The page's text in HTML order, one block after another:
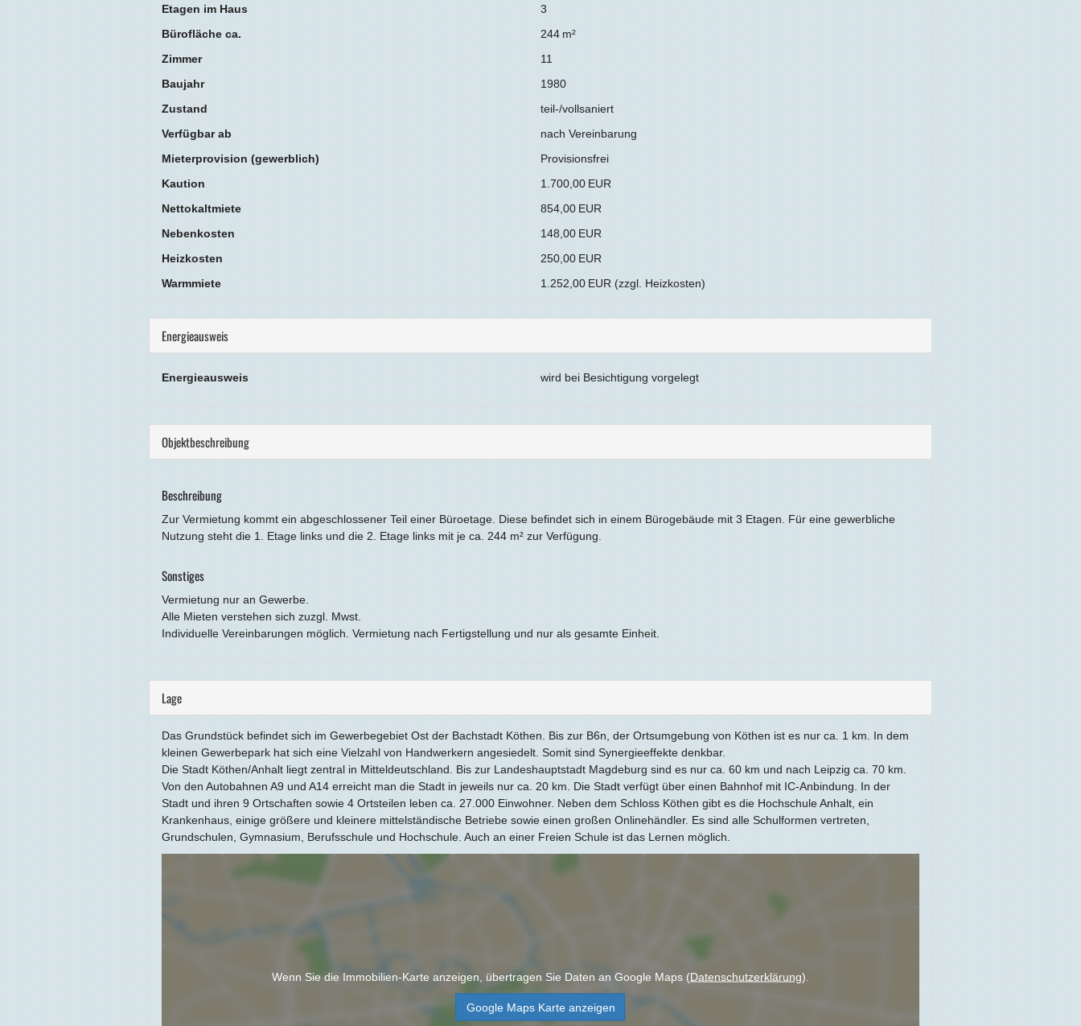
Etagen im Haus
3
Bürofläche ca.
244 m²
Zimmer
11
Baujahr
1980
Zustand
teil-/vollsaniert
Verfügbar ab
nach Vereinbarung
Mieter­provision (gewerblich)
Provisionsfrei
Kaution
1.700,00 EUR
Nettokaltmiete
854,00 EUR
Nebenkosten
148,00 EUR
Heizkosten
250,00 EUR
Warmmiete
1.252,00 EUR (zzgl. Heizkosten)
Energieausweis
Energieausweis wird bei Besichtigung vorgelegt
Objekt­beschreibung
Beschreibung
Zur Vermietung kommt ein abgeschlossener Teil einer Büroetage. Diese befindet sich in einem Bürogebäude mit 3 Etagen. Für eine gewerbliche
Nutzung steht die 1. Etage links und die 2. Etage links mit je ca. 244 m² zur Verfügung.
Sonstiges
Vermietung nur an Gewerbe.
Alle Mieten verstehen sich zuzgl. Mwst.
Individuelle Vereinbarungen möglich. Vermietung nach Fertigstellung und nur als gesamte Einheit.
Lage
Das Grundstück befindet sich im Gewerbegebiet Ost der Bachstadt Köthen. Bis zur B6n, der Ortsumgebung von Köthen ist es nur ca. 1 km. In dem
kleinen Gewerbepark hat sich eine Vielzahl von Handwerkern angesiedelt. Somit sind Synergieeffekte denkbar.
Die Stadt Köthen/Anhalt liegt zentral in Mitteldeutschland. Bis zur Landeshauptstadt Magdeburg sind es nur ca. 60 km und nach Leipzig ca. 70 km.
Von den Autobahnen A9 und A14 erreicht man die Stadt in jeweils nur ca. 20 km. Die Stadt verfügt über einen Bahnhof mit IC-Anbindung. In der
Stadt und ihren 9 Ortschaften sowie 4 Ortsteilen leben ca. 27.000 Einwohner. Neben dem Schloss Köthen gibt es die Hochschule Anhalt, ein
Krankenhaus, einige größere und kleinere mittelständische Betriebe sowie einen großen Onlinehändler. Es sind alle Schulformen vertreten,
Grundschulen, Gymnasium, Berufsschule und Hochschule. Auch an einer Freien Schule ist das Lernen möglich.
Wenn Sie die Immobilien-Karte anzeigen, übertragen Sie Daten an Google Maps (Datenschutzerklärung).
Google Maps Karte anzeigen